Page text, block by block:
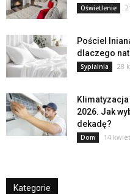
Oświetlenie
Pościel
dlaczego
Sypialnia 28
Klimatyzacja
2026. Jak
dekadę?
Dom 14
Kategorie